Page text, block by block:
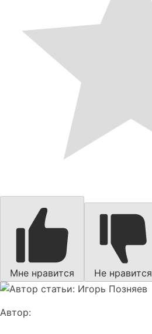
Мне нравится Не нравится
Автор: